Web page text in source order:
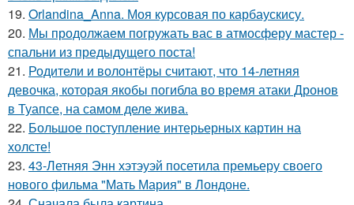
19. Orlandina_Anna. Моя курсовая по карбаускису.
20. Мы продолжаем погружать вас в атмосферу мастер -
спальни из предыдущего поста!
21. Родители и волонтёры считают, что 14-летняя
девочка, которая якобы погибла во время атаки Дронов
в Туапсе, на самом деле жива.
22. Большое поступление интерьерных картин на
холсте!
23. 43-Летняя Энн хэтэуэй посетила премьеру своего
нового фильма "Мать Мария" в Лондоне.